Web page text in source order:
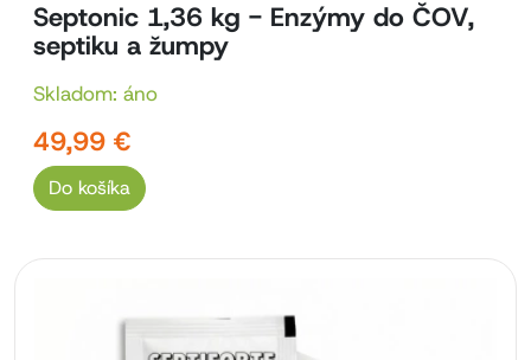
Septonic 1,36 kg - Enzýmy do ČOV,
septiku a žumpy
Skladom: áno
49,99 €
Do košíka